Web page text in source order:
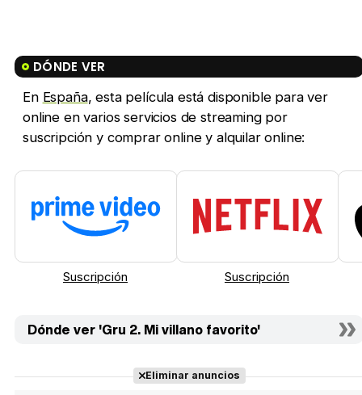
DÓNDE VER
En España, esta película está disponible para ver
online en varios servicios de streaming por
suscripción y comprar online y alquilar online:
Suscripción Suscripción
Dónde ver 'Gru 2. Mi villano favorito'
Eliminar anuncios